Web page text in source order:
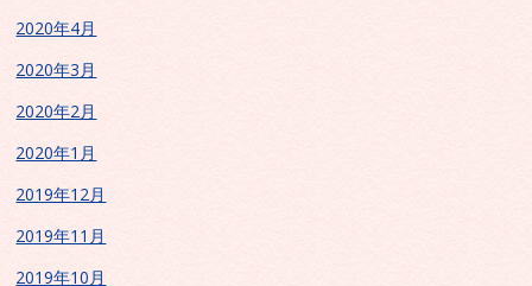
2020年4月
2020年3月
2020年2月
2020年1月
2019年12月
2019年11月
2019年10月